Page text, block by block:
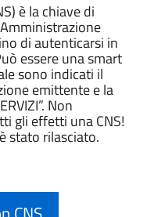
è la chiave di
di autenticarsi in
essere una smart
sono indicati il
emittente e la
Non
gli effetti una CNS!
stato rilasciato.